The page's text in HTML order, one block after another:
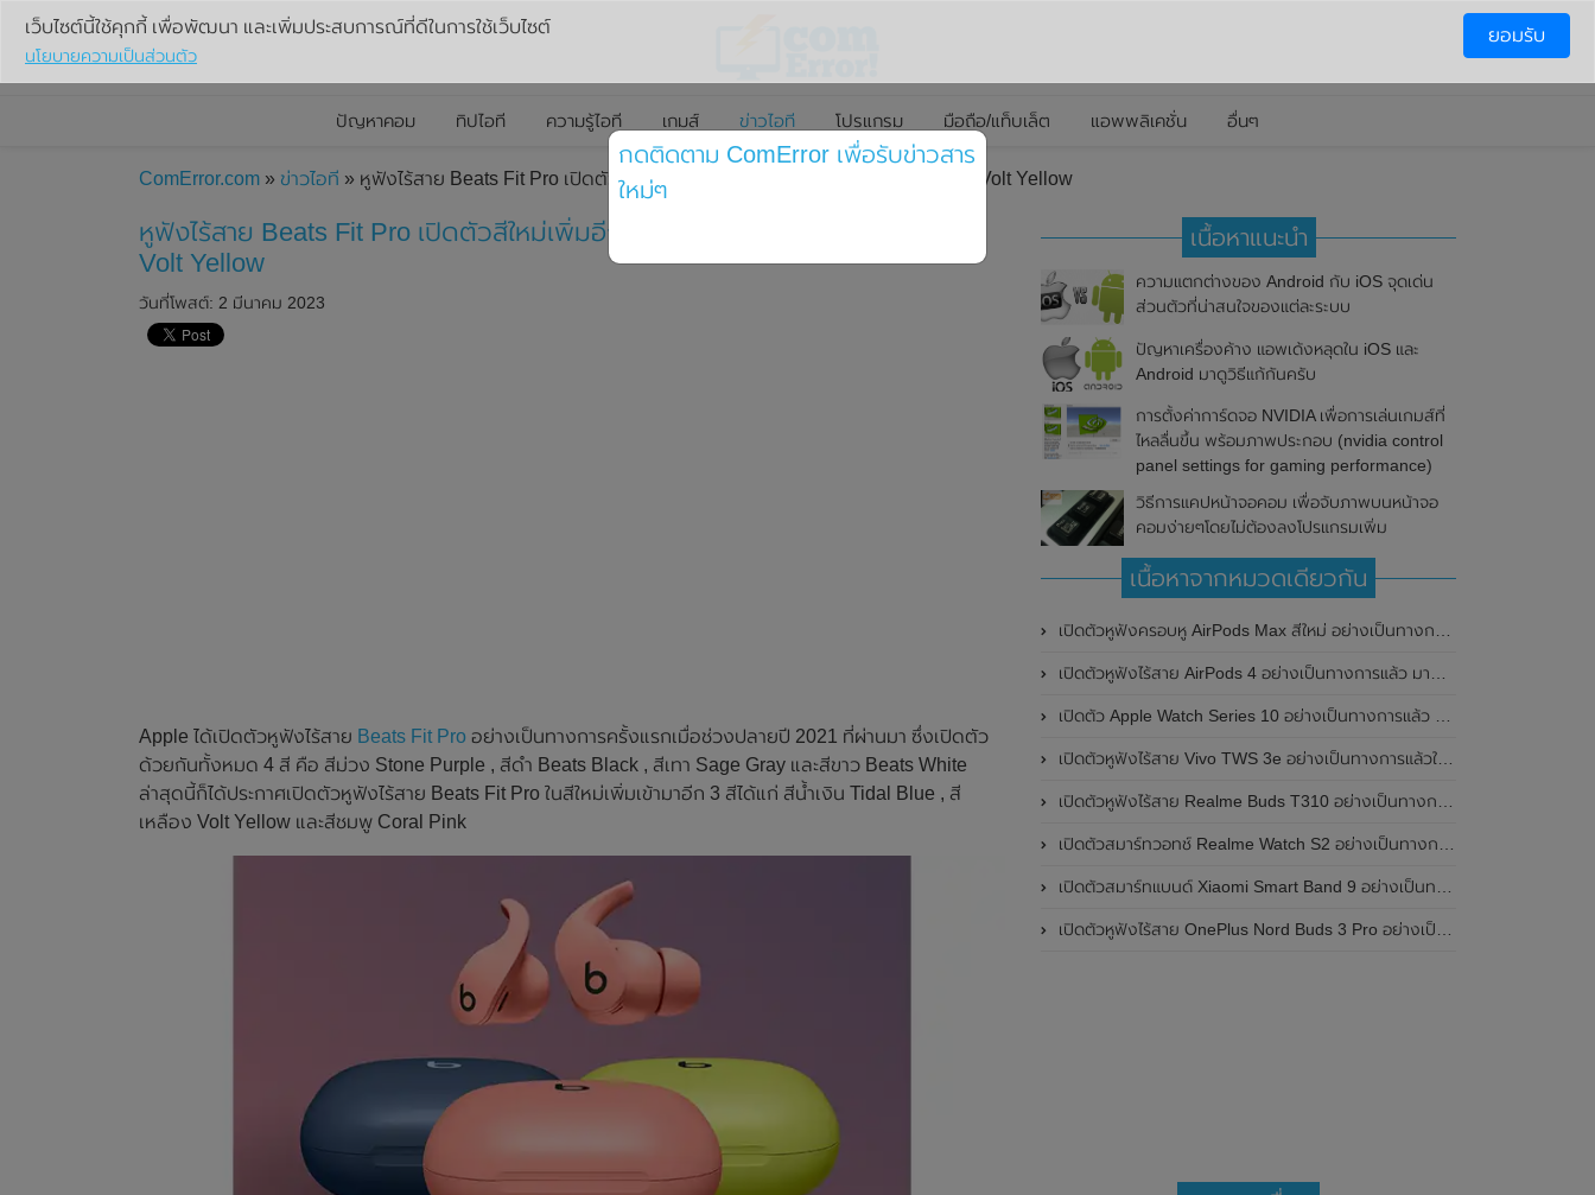
ปัญหาคอม ทิปไอที ความรู้ไอที เกมส์ ข่าวไอที โปรแกรม มือถือ/แท็บเล็ต แอพพลิเคชั่น อื่นๆ
ComError.com » ข่าวไอที » หูฟังไร้สาย Beats Fit Pro เปิดตัวสีใหม่เพิ่มอีก 3 สี Tidal Blue , Coral Pink และ Volt Yellow
หูฟังไร้สาย Beats Fit Pro เปิดตัวสีใหม่เพิ่มอีก 3 สี Tidal Blue , Coral Pink และ
Volt Yellow
วันที่โพสต์: 2 มีนาคม 2023
Apple ได้เปิดตัวหูฟังไร้สาย Beats Fit Pro อย่างเป็นทางการครั้งแรกเมื่อช่วงปลายปี 2021 ที่ผ่านมา ซึ่งเปิดตัว
ด้วยกันทั้งหมด 4 สี คือ สีม่วง Stone Purple , สีดำ Beats Black , สีเทา Sage Gray และสีขาว Beats White
ล่าสุดนี้ก็ได้ประกาศเปิดตัวหูฟังไร้สาย Beats Fit Pro ในสีใหม่เพิ่มเข้ามาอีก 3 สีได้แก่ สีน้ำเงิน Tidal Blue , สี
เหลือง Volt Yellow และสีชมพู Coral Pink
เนื้อหาแนะนำ
ความแตกต่างของ Android กับ iOS จุดเด่น
ส่วนตัวที่น่าสนใจของแต่ละระบบ
ปัญหาเครื่องค้าง แอพเด้งหลุดใน iOS และ
Android มาดูวิธีแก้กันครับ
การตั้งค่าการ์ดจอ NVIDIA เพื่อการเล่นเกมส์ที่
ไหลลื่นขึ้น พร้อมภาพประกอบ (nvidia control
panel settings for gaming performance)
วิธีการแคปหน้าจอคอม เพื่อจับภาพบนหน้าจอ
คอมง่ายๆโดยไม่ต้องลงโปรแกรมเพิ่ม
เนื้อหาจากหมวดเดียวกัน
เปิดตัวหูฟังครอบหู AirPods Max สีใหม่ อย่างเป็นทางการแล้ว
เปิดตัวหูฟังไร้สาย AirPods 4 อย่างเป็นทางการแล้ว มาพร้อม ANC และฟีเจอร์ใหม่มากมาย
เปิดตัว Apple Watch Series 10 อย่างเป็นทางการแล้ว มาพร้อมชิปเซ็ตรุ่น S10
เปิดตัวหูฟังไร้สาย Vivo TWS 3e อย่างเป็นทางการแล้วในประเทศอินเดีย มาพร้อมระบบตัดเสียงรบกวน ANC ที่ 30dB , ป้องกันฝุ่นและกันน้ำที่ระดับ IP54 , แบตเตอรี่สามารถใช้งานนานสูงสุด 36 ชั่วโมง
เปิดตัวหูฟังไร้สาย Realme Buds T310 อย่างเป็นทางการในประเทศอินเดีย มาพร้อมระบบตัดเสียงรบกวน ANC สูงสุด 46dB , เสียงรอบทิศทาง 360 องศา , แบตเตอรี่สามารถใช้งานได้นานสูงสุด 40 ชั่วโมง
เปิดตัวสมาร์ทวอทช์ Realme Watch S2 อย่างเป็นทางการในประเทศอินเดีย มาพร้อมตัวเรือนสแตนเลสสตีล , หน้าจอแสดงผล AMOLED ขนาด 1.43 นิ้ว , แบตเตอรี่ขนาดใหญ่ใช้งานได้นาน 20 วัน และรองรับคำสั่งเสียง Super AI Engine ที่ขับเคลื่อนโดย ChatGPT
เปิดตัวสมาร์ทแบนด์ Xiaomi Smart Band 9 อย่างเป็นทางการแล้ว มาพร้อมหน้าจอ AMOLED ขนาด 1.62 นิ้ว , ตัวเรือนเป็นโลหะ และแบตเตอรี่สุดอึดสามารถใช้งานได้นานถึง 21 วัน
เปิดตัวหูฟังไร้สาย OnePlus Nord Buds 3 Pro อย่างเป็นทางการแล้ว มาพร้อมระบบตัดเสียงรบกวน (ANC) สามารถลดเสียงรบกวนได้ 49dB และแบตเตอรี่สุดอึดใช้งานได้นานสูงสุดถึง 44 ชั่วโมง
เว็บไซต์นี้ใช้คุกกี้ เพื่อพัฒนา และเพิ่มประสบการณ์ที่ดีในการใช้เว็บไซต์
นโยบายความเป็นส่วนตัว
ยอมรับ
กดติดตาม ComError เพื่อรับข่าวสาร
ใหม่ๆ